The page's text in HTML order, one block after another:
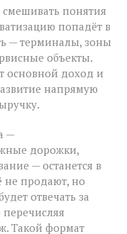
понятия
попадёт в
— терминалы, зоны
объекты.
основной доход и
напрямую
—
дорожки,
— останется в
не продают, но
отвечать за
Такой формат